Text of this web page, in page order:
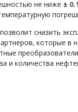
не ниже ±
снизить
которые в
и количества